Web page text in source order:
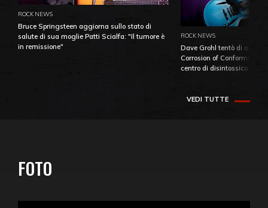
ROCK NEWS
Bruce Springsteen aggiorna sullo stato di
salute di sua moglie Patti Scialfa: "Il tumore è
in remissione"
ROCK NEWS
Dave Grohl tentò di
Corrosion of Conformity
centro di
VEDI TUTTE
FOTO